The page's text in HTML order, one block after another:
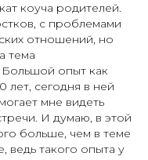
коуча родителей.
с проблемами
отношений, но
тема
опыт как
лет, сегодня в ней
мне видеть
И думаю, в этой
больше, чем в теме
ведь такого опыта у